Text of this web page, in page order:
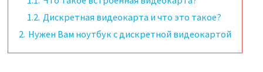
1.2. Дискретная видеокарта и что это такое?
2. Нужен Вам ноутбук с дискретной видеокартой